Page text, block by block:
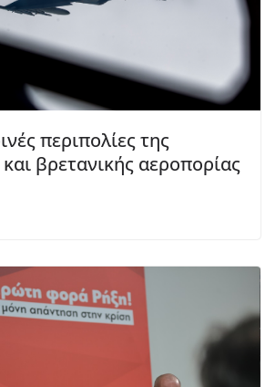
περιπολίες της
βρετανικής αεροπορίας